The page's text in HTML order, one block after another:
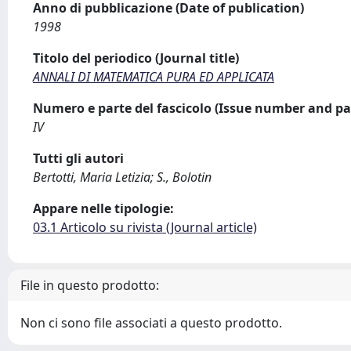
Anno di pubblicazione (Date of publication)
1998
Titolo del periodico (Journal title)
ANNALI DI MATEMATICA PURA ED APPLICATA
Numero e parte del fascicolo (Issue number and
IV
Tutti gli autori
Bertotti, Maria Letizia; S., Bolotin
Appare nelle tipologie:
03.1 Articolo su rivista (Journal article)
File in questo prodotto:
Non ci sono file associati a questo prodotto.